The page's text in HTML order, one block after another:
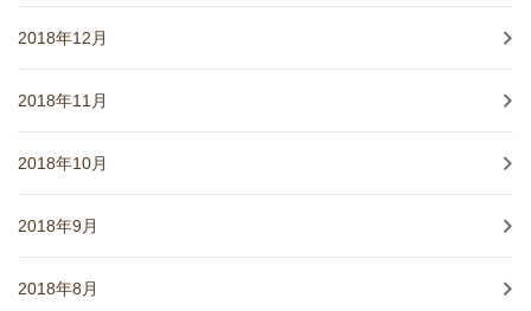
2018年12月
2018年11月
2018年10月
2018年9月
2018年8月